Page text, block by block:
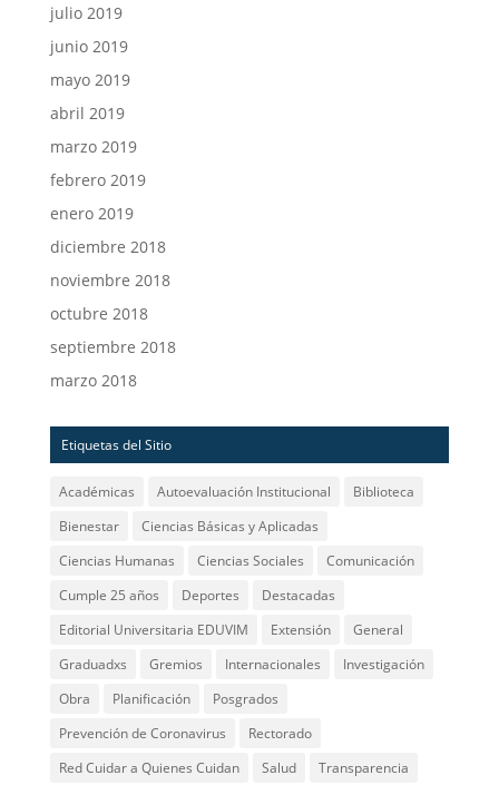
julio 2019
junio 2019
mayo 2019
abril 2019
marzo 2019
febrero 2019
enero 2019
diciembre 2018
noviembre 2018
octubre 2018
septiembre 2018
marzo 2018
Etiquetas del Sitio
Académicas Autoevaluación Institucional
Biblioteca
Bienestar
Ciencias Básicas y Aplicadas
Ciencias Humanas
Ciencias Sociales
Comunicación
Cumple 25 años
Deportes
Destacadas
Editorial Universitaria EDUVIM
Extensión
General
Graduadxs
Gremios Internacionales
Investigación
Obra
Planificación
Posgrados
Prevención de Coronavirus
Rectorado
Red Cuidar a Quienes Cuidan
Salud Transparencia